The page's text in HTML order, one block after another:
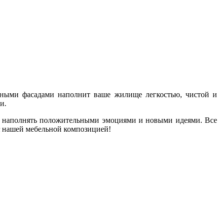
фасадами наполнит ваше жилище легкостью, чистой и
положительными эмоциями и новыми идеями. Все
мебельной композицией!